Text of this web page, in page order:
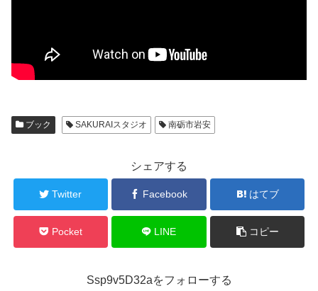
ブック SAKURAIスタジオ 南砺市岩安
シェアする
Twitter Facebook はてブ
Pocket LINE コピー
Ssp9v5D32aをフォローする